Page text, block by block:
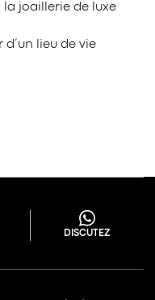
la joaillerie de luxe
lieu de vie
DISCUTEZ